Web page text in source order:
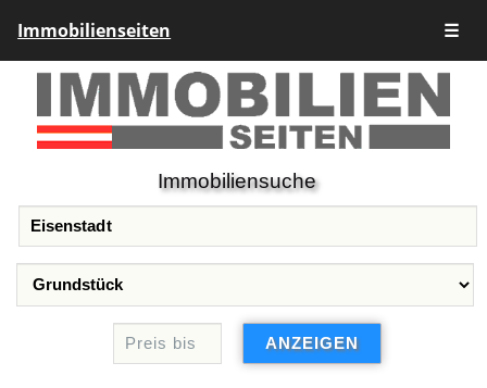
Immobilienseiten ☰
Immobiliensuche